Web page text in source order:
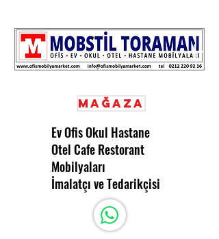
Mağaza
Ev Ofis Okul Hastane
Otel Cafe Restorant
Mobilyaları
İmalatçı ve Tedarikçisi